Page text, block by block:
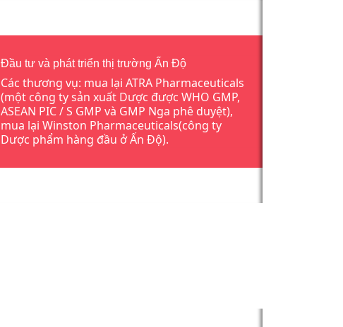
Đầu tư và phát triển thị trường Ấn Độ
Các thương vụ: mua lại ATRA Pharmaceuticals
(một công ty sản xuất Dược được WHO GMP,
ASEAN PIC / S GMP và GMP Nga phê duyệt),
mua lại Winston Pharmaceuticals(công ty
Dược phẩm hàng đầu ở Ấn Độ).